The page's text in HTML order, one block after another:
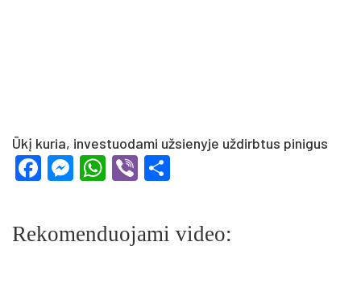
Ūkį kuria, investuodami užsienyje uždirbtus pinigus
Facebook
Messenger
WhatsApp
Viber
Rekomenduojami video: